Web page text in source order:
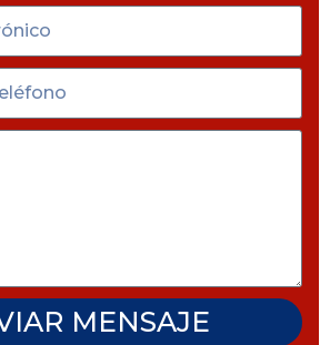
MENSAJE